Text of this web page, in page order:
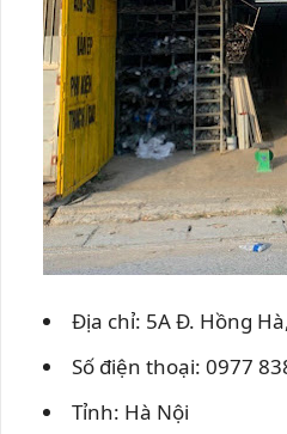
Địa chỉ: 5A Đ. Hồng
Số điện thoại: 0977
Tỉnh: Hà Nội